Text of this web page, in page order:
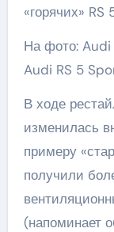
«горячих» RS
На фото:
Audi RS 5
В ходе
изменилась
примеру
получили
(напоминает